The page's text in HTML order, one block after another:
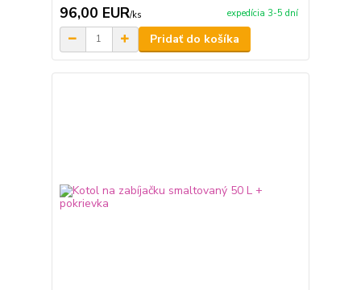
96,00 EUR/ks expedícia 3-5 dní
Pridať do košíka